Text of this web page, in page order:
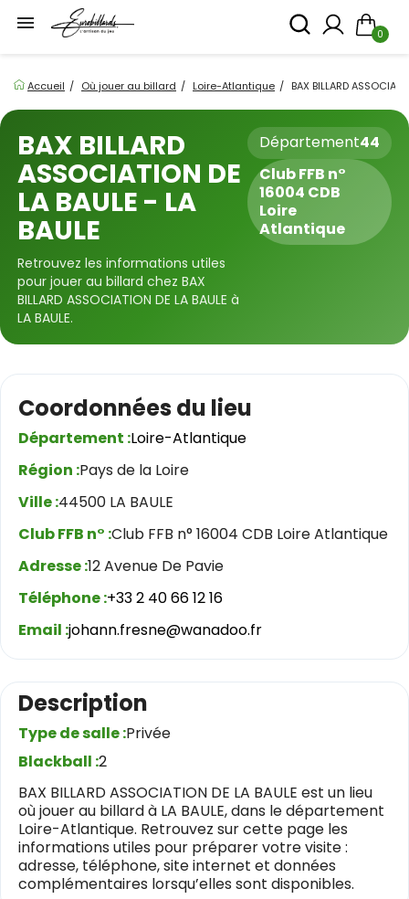

0
Accueil Où jouer au billard Loire-Atlantique BAX BILLARD
BAX BILLARD
ASSOCIATION DE
LA BAULE - LA
BAULE
Retrouvez les informations utiles
pour jouer au billard chez BAX
BILLARD ASSOCIATION DE LA BAULE à
LA BAULE.
Département44
Club FFB n°
16004 CDB
Loire
Atlantique
Coordonnées du lieu
Département :Loire-Atlantique
Région :Pays de la Loire
Ville :44500 LA BAULE
Club FFB n° :Club FFB n° 16004 CDB Loire Atlantique
Adresse :12 Avenue De Pavie
Téléphone :+33 2 40 66 12 16
Email :johann.fresne@wanadoo.fr
Description
Type de salle :Privée
Blackball :2
BAX BILLARD ASSOCIATION DE LA BAULE est un lieu
où jouer au billard à LA BAULE, dans le département
Loire-Atlantique. Retrouvez sur cette page les
informations utiles pour préparer votre visite :
adresse, téléphone, site internet et données
complémentaires lorsqu’elles sont disponibles.